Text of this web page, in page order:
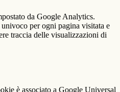
da Google Analytics.
per ogni pagina visitata e
traccia delle visualizzazioni di
è associato a Google Universal